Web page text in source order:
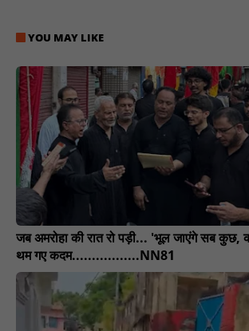
YOU MAY LIKE
जब अमरोहा की रात रो पड़ी... 'भूल जाएंगे सब कुछ,
थम गए कदम.................NN81